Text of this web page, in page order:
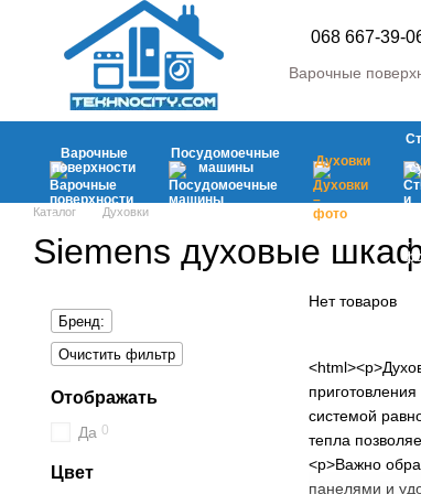
Перейти к основному контенту
068 667-39-
Варочные
Холодильники
Варочные
поверхности
Посудомоечные
машины
Духовки
Каталог Духовки
Siemens духовые
системой
тепла
<p>Важно
панелями и
Нет товаров
Бренд:
Очистить фильтр
Отображать
Да 0
Цвет